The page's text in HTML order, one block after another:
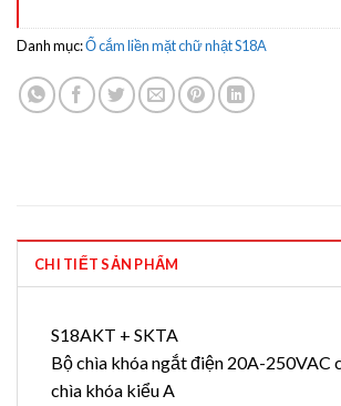
Danh mục:Ổ cắm liền mặt chữ nhật S18A
CHI TIẾT SẢN PHẨM
S18AKT + SKTA
Bộ chìa khóa ngắt điện 20A-250VAC
chìa khóa kiểu A